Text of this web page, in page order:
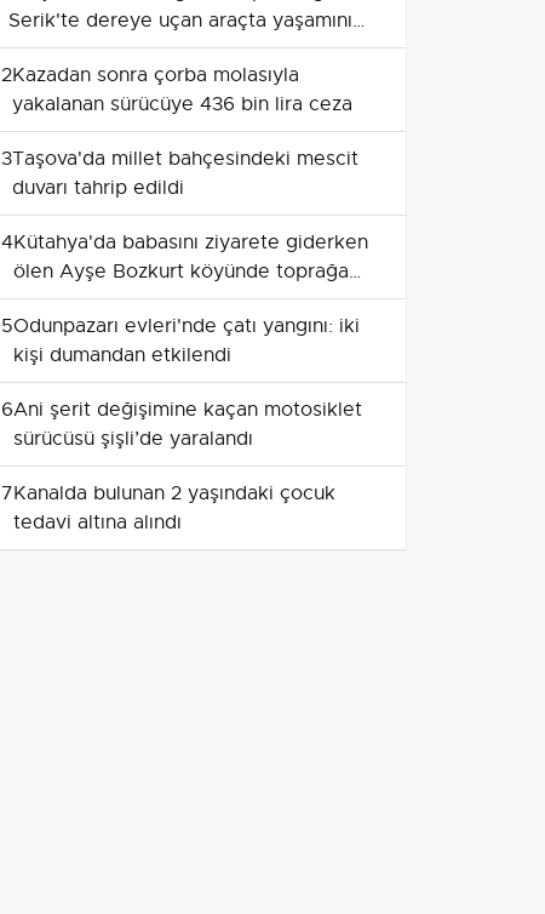
Serik'te dereye uçan araçta yaşamını
yitirdi
2Kazadan sonra çorba molasıyla
yakalanan sürücüye 436 bin lira ceza
3Taşova'da millet bahçesindeki mescit
duvarı tahrip edildi
4Kütahya'da babasını ziyarete giderken
ölen Ayşe Bozkurt köyünde toprağa
verildi
5Odunpazarı evleri'nde çatı yangını: iki
kişi dumandan etkilendi
6Ani şerit değişimine kaçan motosiklet
sürücüsü şişli’de yaralandı
7Kanalda bulunan 2 yaşındaki çocuk
tedavi altına alındı